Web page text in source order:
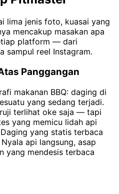
lima jenis foto, kuasai yang
mencakup masakan apa
platform — dari
sampul reel Instagram.
Panggangan
makanan BBQ: daging di
yang sedang terjadi.
terlihat oke saja — tapi
yang memicu lidah api
yang statis terbaca
api langsung, asap
yang mendesis terbaca